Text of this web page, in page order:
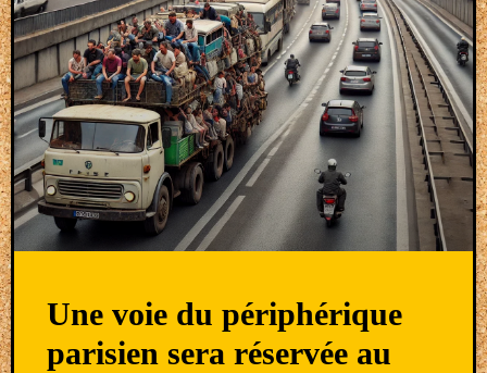
Une voie du périphérique
parisien sera réservée au